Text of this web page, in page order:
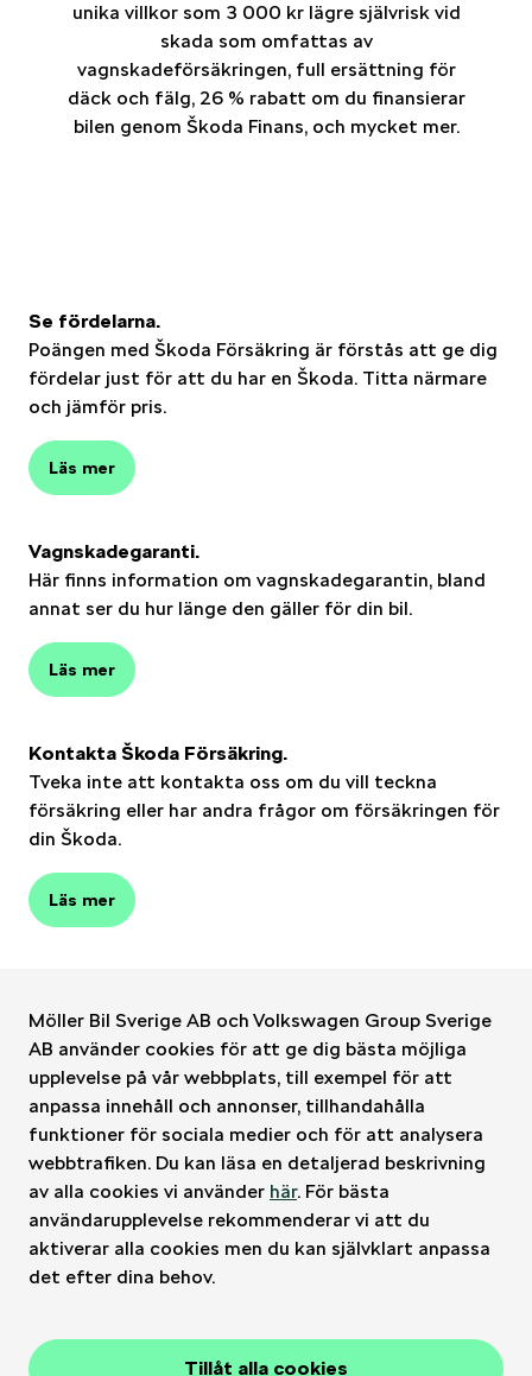
Möller Bil Sverige AB och Volkswagen Group Sverige
AB använder cookies för att ge dig bästa möjliga
upplevelse på vår webbplats, till exempel för att
anpassa innehåll och annonser, tillhandahålla
funktioner för sociala medier och för att analysera
webbtrafiken. Du kan läsa en detaljerad beskrivning
av alla cookies vi använder här. För bästa
användarupplevelse rekommenderar vi att du
aktiverar alla cookies men du kan självklart anpassa
det efter dina behov.
Tillåt alla cookies
unika villkor som 3 000 kr lägre självrisk vid
skada som omfattas av
vagnskadeförsäkringen, full ersättning för
däck och fälg, 26 % rabatt om du finansierar
bilen genom Škoda Finans, och mycket mer.
Se fördelarna.
Poängen med Škoda Försäkring är förstås att ge dig
fördelar just för att du har en Škoda. Titta närmare
och jämför pris.
Läs mer
Vagnskadegaranti.
Här finns information om vagnskadegarantin, bland
annat ser du hur länge den gäller för din bil.
Läs mer
Kontakta Škoda Försäkring.
Tveka inte att kontakta oss om du vill teckna
försäkring eller har andra frågor om försäkringen för
din Škoda.
Läs mer
Möller Bil Sverige
Kontakt
Bilar